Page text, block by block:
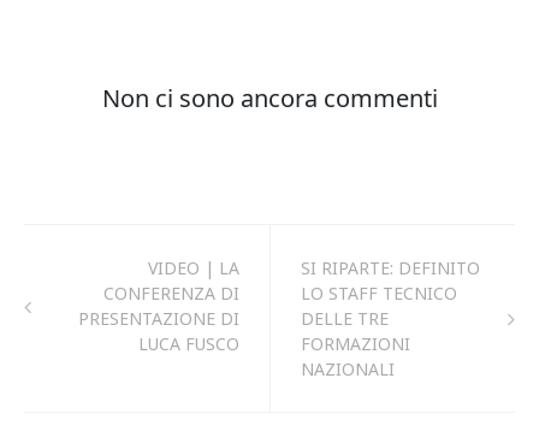
VIDEO | LA
CONFERENZA DI
PRESENTAZIONE DI
LUCA FUSCO
SI RIPARTE: DEFINITO
LO STAFF TECNICO
DELLE TRE
FORMAZIONI
NAZIONALI